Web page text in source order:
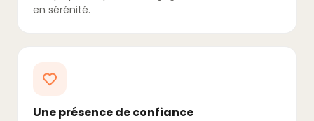
en sérénité.
Une présence de confiance